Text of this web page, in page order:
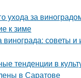
ухода за
к зиме
советы и
тенденции в
в Саратове